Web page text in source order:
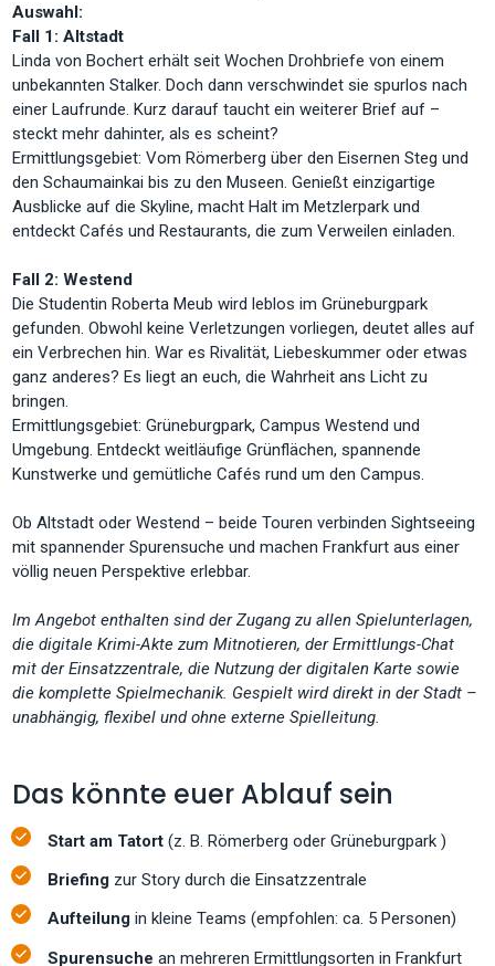
Auswahl:
Fall 1: Altstadt
Linda von Bochert erhält seit Wochen Drohbriefe von einem
unbekannten Stalker. Doch dann verschwindet sie spurlos nach
einer Laufrunde. Kurz darauf taucht ein weiterer Brief auf –
steckt mehr dahinter, als es scheint?
Ermittlungsgebiet: Vom Römerberg über den Eisernen Steg und
den Schaumainkai bis zu den Museen. Genießt einzigartige
Ausblicke auf die Skyline, macht Halt im Metzlerpark und
entdeckt Cafés und Restaurants, die zum Verweilen einladen.
Fall 2: Westend
Die Studentin Roberta Meub wird leblos im Grüneburgpark
gefunden. Obwohl keine Verletzungen vorliegen, deutet alles auf
ein Verbrechen hin. War es Rivalität, Liebeskummer oder etwas
ganz anderes? Es liegt an euch, die Wahrheit ans Licht zu
bringen.
Ermittlungsgebiet: Grüneburgpark, Campus Westend und
Umgebung. Entdeckt weitläufige Grünflächen, spannende
Kunstwerke und gemütliche Cafés rund um den Campus.
Ob Altstadt oder Westend – beide Touren verbinden Sightseeing
mit spannender Spurensuche und machen Frankfurt aus einer
völlig neuen Perspektive erlebbar.
Im Angebot enthalten sind der Zugang zu allen Spielunterlagen,
die digitale Krimi-Akte zum Mitnotieren, der Ermittlungs-Chat
mit der Einsatzzentrale, die Nutzung der digitalen Karte sowie
die komplette Spielmechanik. Gespielt wird direkt in der Stadt –
unabhängig, flexibel und ohne externe Spielleitung.
Das könnte euer Ablauf sein
Start am Tatort (z. B. Römerberg oder Grüneburgpark )
Briefing zur Story durch die Einsatzzentrale
Aufteilung in kleine Teams (empfohlen: ca. 5 Personen)
Spurensuche an mehreren Ermittlungsorten in Frankfurt